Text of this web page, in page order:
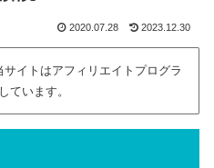
2020.07.28 2023.12.30
サイトはアフィリエイトプログラ
ています。